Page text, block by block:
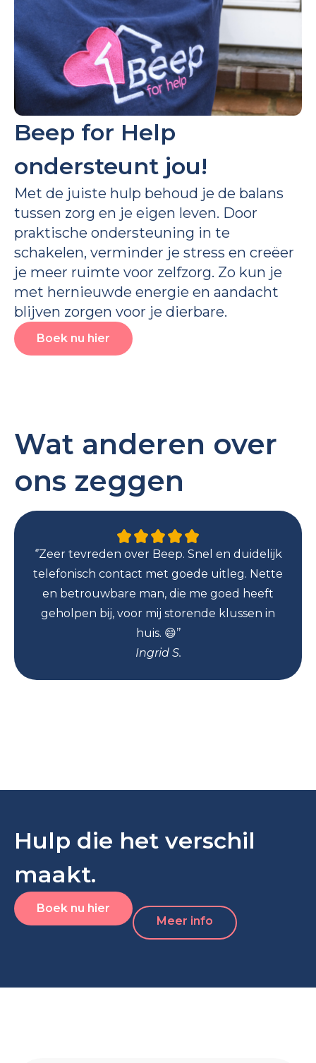
Beep for Help
ondersteunt jou!
Met de juiste hulp behoud je de balans
tussen zorg en je eigen leven. Door
praktische ondersteuning in te
schakelen, verminder je stress en creëer
je meer ruimte voor zelfzorg. Zo kun je
met hernieuwde energie en aandacht
blijven zorgen voor je dierbare.
Boek nu hier
Wat anderen over
ons zeggen
‘’Zeer tevreden over Beep. Snel en duidelijk
telefonisch contact met goede uitleg. Nette
en betrouwbare man, die me goed heeft
geholpen bij, voor mij storende klussen in
huis. 😄’’
Ingrid S.
Hulp die het verschil
maakt.
Boek nu hier
Meer info